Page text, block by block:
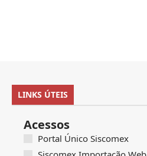
LINKS ÚTEIS
Acessos
Portal Único Siscomex